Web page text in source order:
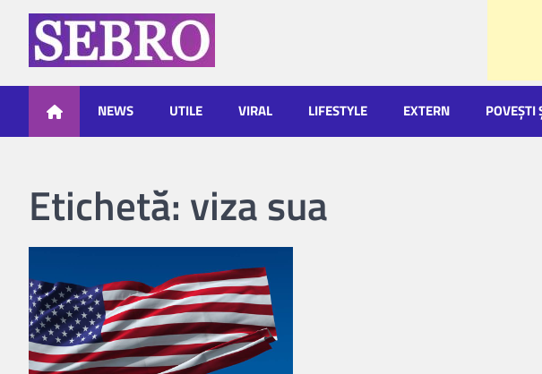
content
SebroNEWS UTILE VIRAL LIFESTYLE EXTERN POVEŞTI
Etichetă: viza sua